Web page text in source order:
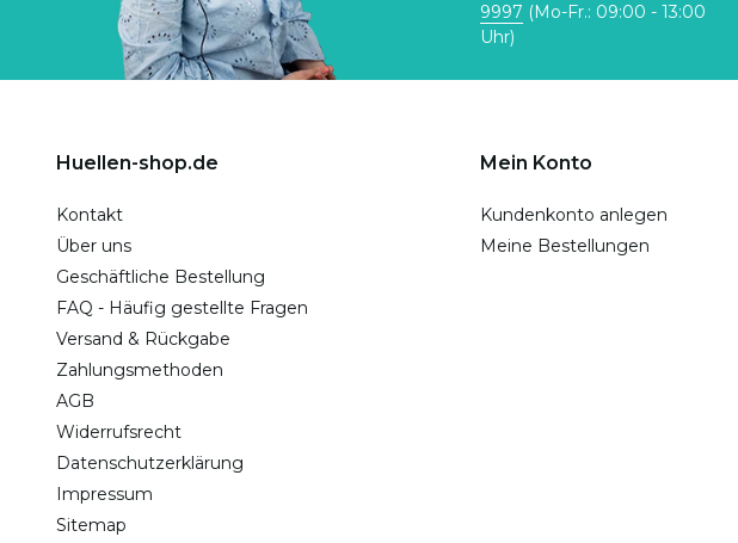
9997 (Mo-Fr.: 09:00 - 13:00
Uhr)
Huellen-shop.de
Kontakt
Über uns
Geschäftliche Bestellung
FAQ - Häufig gestellte Fragen
Versand & Rückgabe
Zahlungsmethoden
AGB
Widerrufsrecht
Datenschutzerklärung
Impressum
Sitemap
Mein Konto
Kundenkonto anlegen
Meine Bestellungen